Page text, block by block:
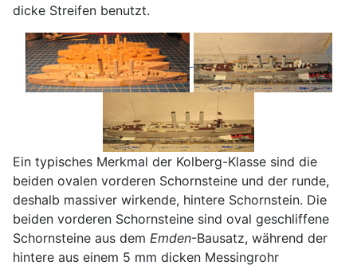
dicke Streifen benutzt.
Ein typisches Merkmal der Kolberg-Klasse sind die
beiden ovalen vorderen Schornsteine und der runde,
deshalb massiver wirkende, hintere Schornstein. Die
beiden vorderen Schornsteine sind oval geschliffene
Schornsteine aus dem Emden-Bausatz, während der
hintere aus einem 5 mm dicken Messingrohr